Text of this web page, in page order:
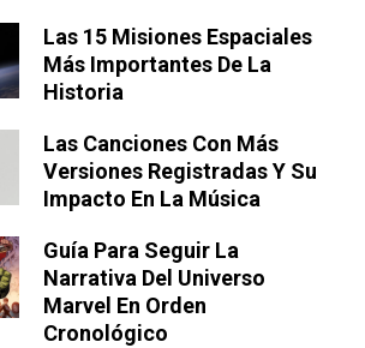
Las 15 Misiones Espaciales
Más Importantes De La
Historia
Las Canciones Con Más
Versiones Registradas Y Su
Impacto En La Música
Guía Para Seguir La
Narrativa Del Universo
Marvel En Orden
Cronológico